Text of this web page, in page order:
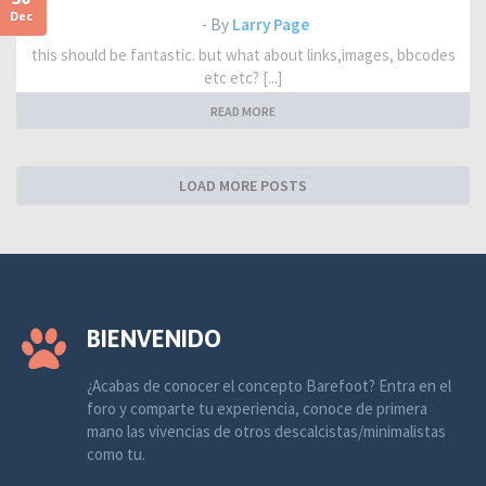
Dec - By Larry Page
this should be fantastic. but what about links,images, bbcodes
etc etc? [...]
READ MORE
LOAD MORE POSTS
BIENVENIDO
¿Acabas de conocer el concepto Barefoot? Entra en el
foro y comparte tu experiencia, conoce de primera
mano las vivencias de otros descalcistas/minimalistas
como tu.